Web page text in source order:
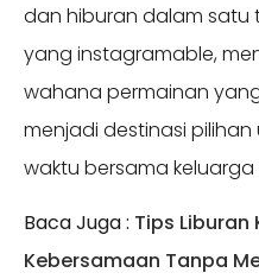
dan hiburan dalam satu
yang instagramable,
wahana permainan
menjadi destinasi
waktu bersama
Baca Juga : Tips
Kebersamaan Tanpa